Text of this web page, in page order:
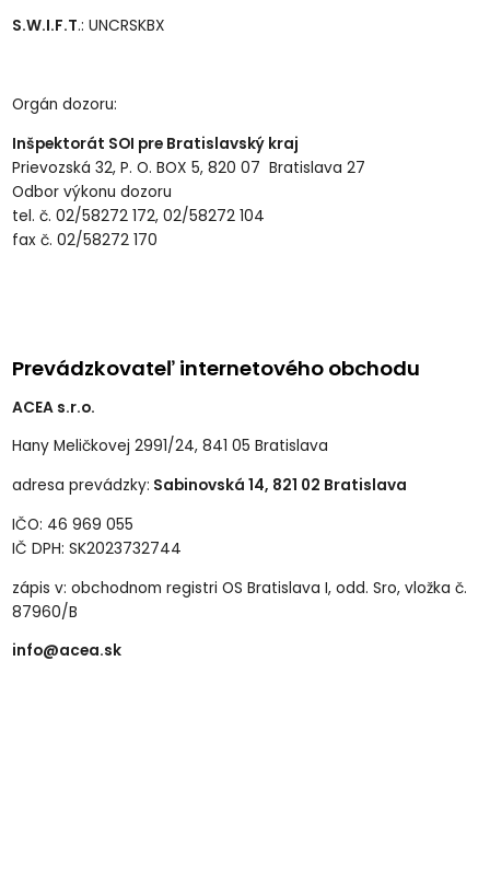
S.W.I.F.T.: UNCRSKBX
Orgán dozoru:
Inšpektorát SOI pre Bratislavský kraj
Prievozská 32, P. O. BOX 5, 820 07 Bratislava 27
Odbor výkonu dozoru
tel. č. 02/58272 172, 02/58272 104
fax č. 02/58272 170
Prevádzkovateľ internetového obchodu
ACEA s.r.o.
Hany Meličkovej 2991/24, 841 05 Bratislava
adresa prevádzky: Sabinovská 14, 821 02 Bratislava
IČO: 46 969 055
IČ DPH: SK2023732744
zápis v: obchodnom registri OS Bratislava I, odd. Sro, vložka č.
87960/B
info@acea.sk